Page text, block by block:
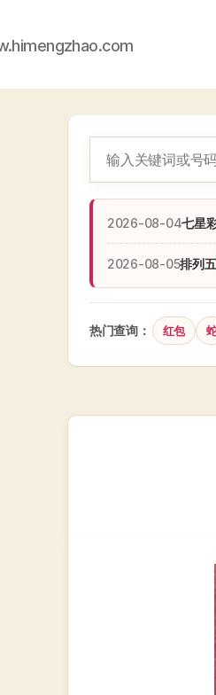
2026-08-04七星
2026-08-05排列五
热门查询： 红包